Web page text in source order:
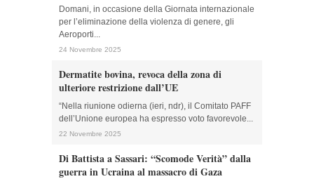
Domani, in occasione della Giornata internazionale
per l’eliminazione della violenza di genere, gli
Aeroporti...
24 Novembre 2025
Dermatite bovina, revoca della zona di
ulteriore restrizione dall’UE
“Nella riunione odierna (ieri, ndr), il Comitato PAFF
dell’Unione europea ha espresso voto favorevole...
22 Novembre 2025
Di Battista a Sassari: “Scomode Verità” dalla
guerra in Ucraina al massacro di Gaza